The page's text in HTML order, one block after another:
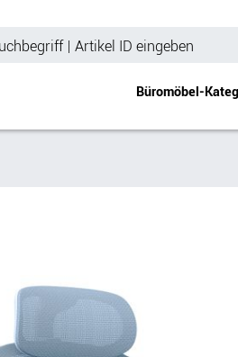
Büromöbel-
Regalschränke
Büro Schrankwände
Spinde